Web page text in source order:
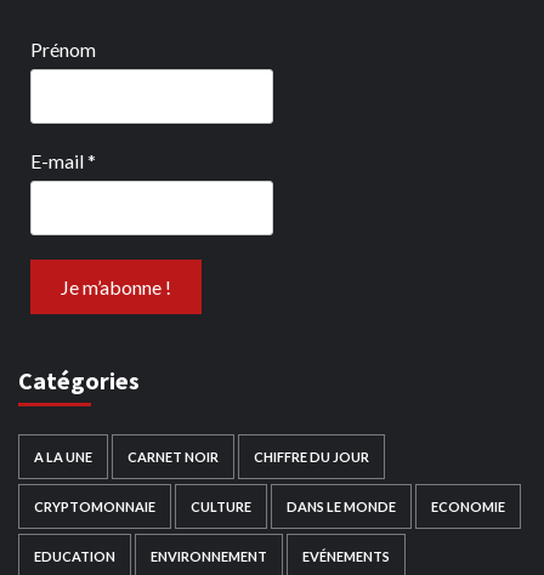
Prénom
E-mail*
Catégories
A LA UNE CARNET NOIR CHIFFRE DU JOUR
CRYPTOMONNAIE CULTURE DANS LE MONDE ECONOMIE
EDUCATION ENVIRONNEMENT EVÉNEMENTS